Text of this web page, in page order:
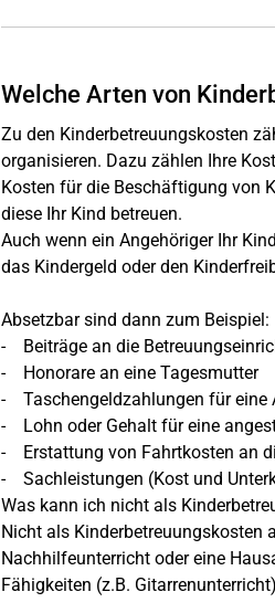
Welche Arten von
Zu den Kinderbetreuungskosten
organisieren. Dazu zählen Ihre
Kosten für die Beschäftigung von
diese Ihr Kind betreuen.
Auch wenn ein Angehöriger Ihr
das Kindergeld oder den
Absetzbar sind dann zum Beispiel:
- Beiträge an die
- Honorare an eine Tagesmutter
- Taschengeldzahlungen für eine
- Lohn oder Gehalt für eine
- Erstattung von Fahrtkosten an
- Sachleistungen (Kost und
Was kann ich nicht als
Nicht als Kinderbetreuungskosten
Nachhilfeunterricht oder eine
Fähigkeiten (z.B.